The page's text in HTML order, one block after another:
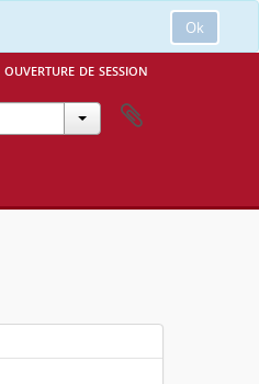
Ok
ouverture de session